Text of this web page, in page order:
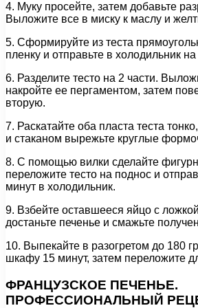
4. Муку просейте, затем добавьте
Выложите все в миску к маслу и
5. Сформируйте из теста
пленку и отправьте в холодильник
6. Разделите тесто на 2 части.
накройте ее пергаментом, затем
вторую.
7. Раскатайте оба пласта теста
и стаканом вырежьте круглые
8. С помощью вилки сделайте
переложите тесто на поднос и
минут в холодильник.
9. Взбейте оставшееся яйцо с
достаньте печенье и смажьте
10. Выпекайте в разогретом до 180
шкафу 15 минут, затем переложите
ФРАНЦУЗСКОЕ ПЕЧЕНЬЕ.
ПРОФЕССИОНАЛЬНЫЙ